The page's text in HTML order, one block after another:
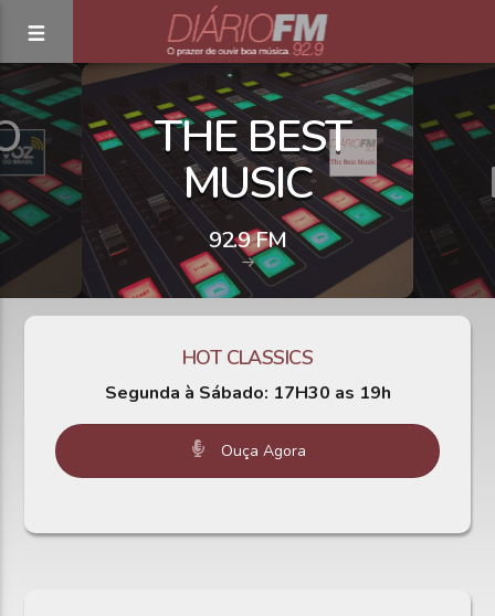
THE BEST
MUSIC
92.9 FM
HOT CLASSICS
Segunda à Sábado: 17H30 as 19h
Ouça Agora